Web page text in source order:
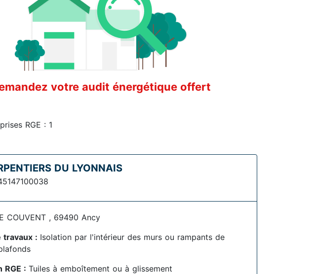
votre audit énergétique offert
RGE : 1
DU LYONNAIS
COUVENT , 69490 Ancy
travaux : Isolation par l'intérieur des murs ou rampants de
RGE : Tuiles à emboîtement ou à glissement